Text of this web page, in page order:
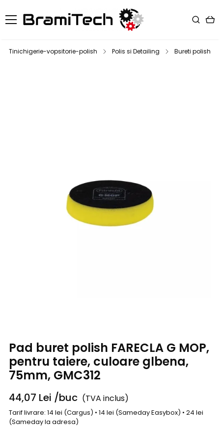
Tinichigerie-vopsitorie-polish Polis si Detailing Bureti polish
Pad buret polish FARECLA G MOP,
pentru taiere, culoare glbena,
75mm, GMC312
44,07 Lei /buc (TVA inclus)
Tarif livrare: 14 lei (Cargus) • 14 lei (Sameday Easybox) • 24 lei
(Sameday la adresa)